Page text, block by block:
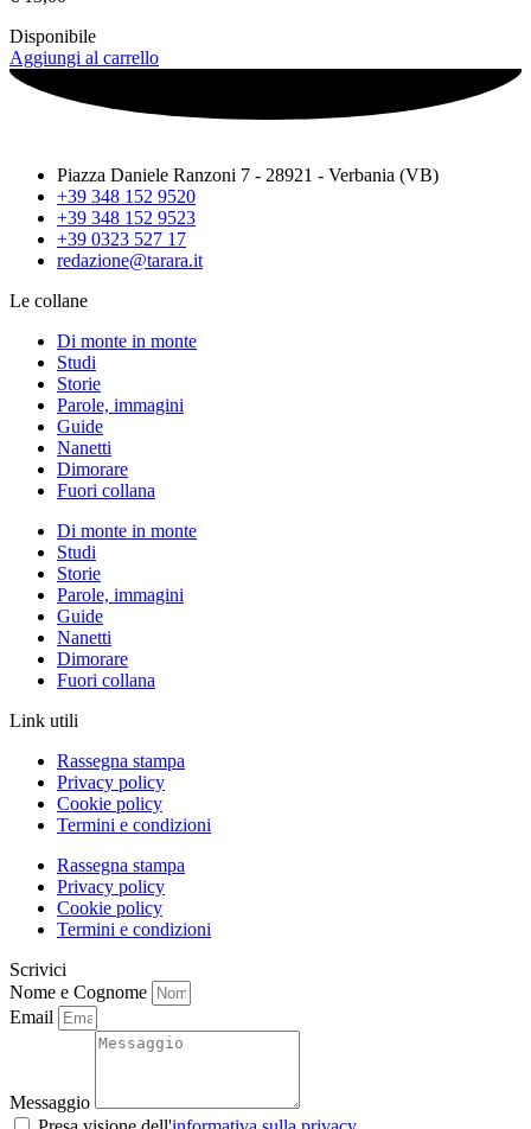
Disponibile
Aggiungi al carrello
Piazza Daniele Ranzoni 7 - 28921 - Verbania (VB)
+39 348 152 9520
+39 348 152 9523
+39 0323 527 17
redazione@tarara.it
Le collane
Di monte in monte
Studi
Storie
Parole, immagini
Guide
Nanetti
Dimorare
Fuori collana
Di monte in monte
Studi
Storie
Parole, immagini
Guide
Nanetti
Dimorare
Fuori collana
Link utili
Rassegna stampa
Privacy policy
Cookie policy
Termini e condizioni
Rassegna stampa
Privacy policy
Cookie policy
Termini e condizioni
Scrivici
Nome e Cognome
Email
Messaggio